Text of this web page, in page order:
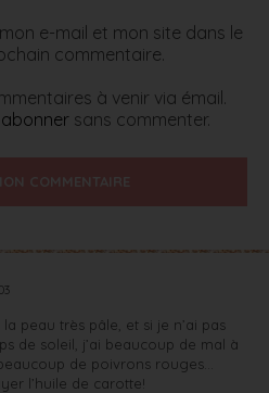
e-mail et mon site dans le
commentaire.
à venir via émail.
sans commenter.
peau très pâle, et si je n’ai pas
de soleil, j’ai beaucoup de mal à
de poivrons rouges…
l’huile de carotte!